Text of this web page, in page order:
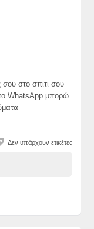
στο σπίτι σου
WhatsApp μπορώ
Δεν υπάρχουν ετικέτες